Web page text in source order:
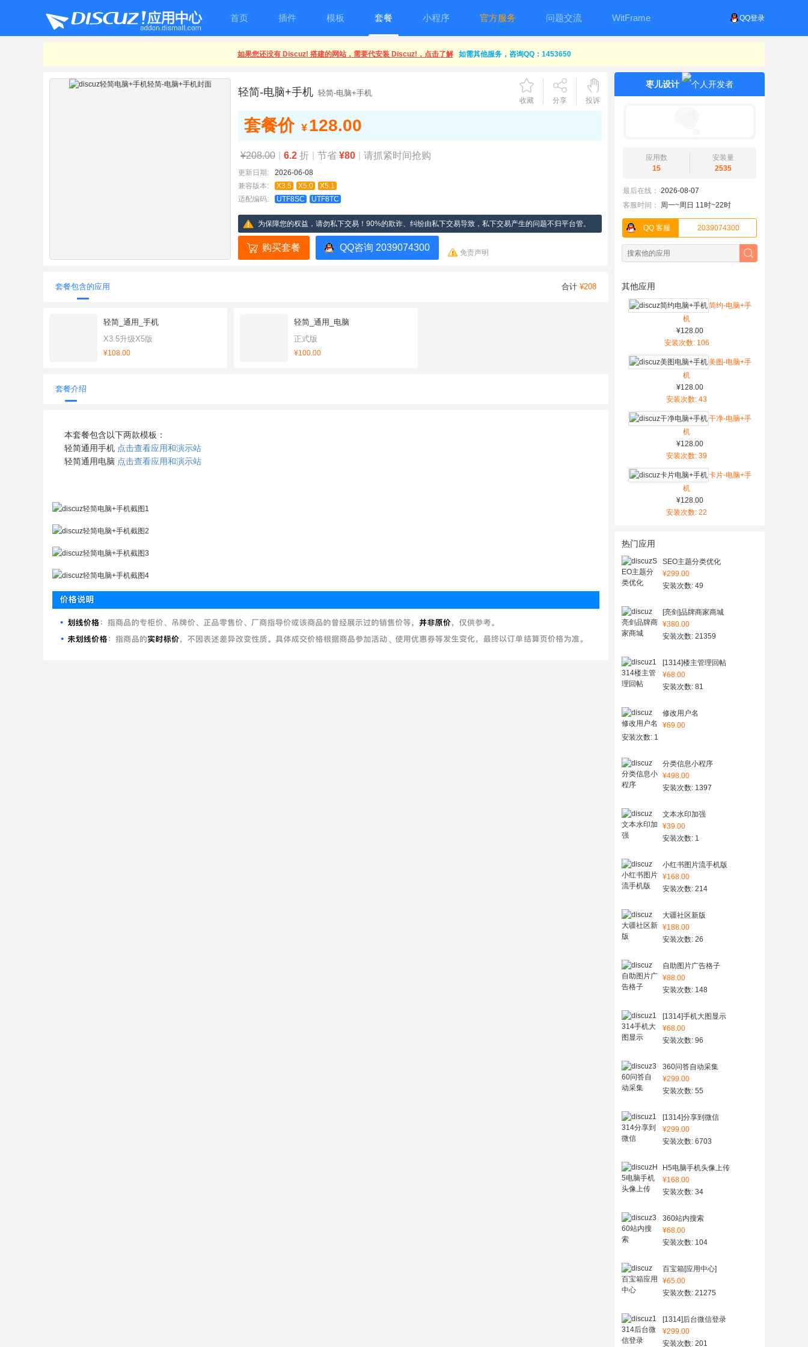
QQ登录
首页 插件 模板 套餐 小程序 官方服务 问题交流 WitFrame
如果您还没有 Discuz! 搭建的网站，需要代安装 Discuz!，点击了解 如需其他服务，咨询QQ：1453650
枣儿设计
应用数
15
安装量
2535
最后在线： 2026-08-07
客服时间：
周一~周日 11时~22时
QQ 客服 2039074300
其他应用
简约-电脑+手
机
¥128.00
安装次数: 106
美图-电脑+手
机
¥128.00
安装次数: 43
干净-电脑+手
机
¥128.00
安装次数: 39
卡片-电脑+手
机
¥128.00
安装次数: 22
热门应用
SEO主题分类优化
¥299.00
安装次数: 49
[亮剑]品牌商家商城
¥380.00
安装次数: 21359
[1314]楼主管理回帖
¥68.00
安装次数: 81
修改用户名
¥69.00
安装次数: 1
分类信息小程序
¥498.00
安装次数: 1397
文本水印加强
¥39.00
安装次数: 1
小红书图片流手机版
¥168.00
安装次数: 214
大疆社区新版
¥188.00
安装次数: 26
自助图片广告格子
¥88.00
安装次数: 148
[1314]手机大图显示
¥68.00
安装次数: 96
360问答自动采集
¥299.00
安装次数: 55
[1314]分享到微信
¥299.00
安装次数: 6703
H5电脑手机头像上传
¥168.00
安装次数: 34
360站内搜索
¥68.00
安装次数: 104
百宝箱[应用中心]
¥65.00
安装次数: 21275
[1314]后台微信登录
¥299.00
安装次数: 201
轻简-电脑+手机 轻简-电脑+手机
收藏 分享 投诉
套餐价 ¥ 128.00
¥208.00 6.2 折 节省 ¥80 请抓紧时间抢购
更新日期:
2026-06-08
兼容版本:
X3.5 X5.0
X5.1
适配编码:
UTF8SC UTF8TC
为保障您的权益，请勿私下交易！90%的欺诈、纠纷由私下交易导致，私下交易产生的问题不归平台管。
购买套餐 QQ咨询 2039074300 免责声明
套餐包含的应用 合计 ¥208
轻简_通用_手机
X3.5升级X5版
¥108.00
轻简_通用_电脑
正式版
¥100.00
套餐介绍
本套餐包含以下两款模板：
轻简通用手机 点击查看应用和演示站
轻简通用电脑 点击查看应用和演示站